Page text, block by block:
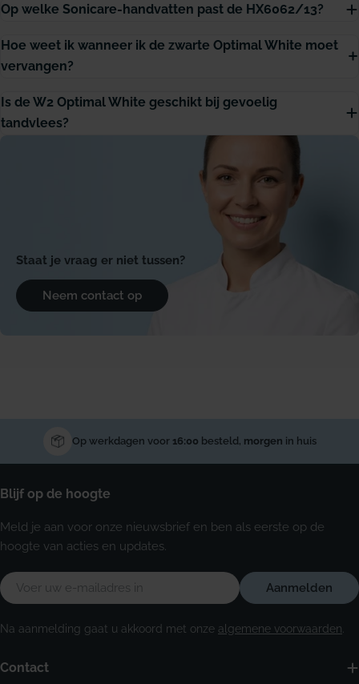
Staat je vraag er niet tussen?
Neem contact op
Op welke Sonicare-handvatten past de HX6062/13?
Hoe weet ik wanneer ik de zwarte Optimal White moet
vervangen?
Is de W2 Optimal White geschikt bij gevoelig
tandvlees?
Op werkdagen voor 16:00 besteld, morgen in huis
Contact
Blijf op de hoogte
Meld je aan voor onze nieuwsbrief en ben als eerste op de
hoogte van acties en updates.
E-
mail
Aanmelden
Na aanmelding gaat u akkoord met onze algemene voorwaarden